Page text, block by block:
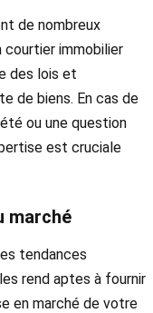
de nombreux
immobilier
des lois et
de biens. En cas de
ou une question
est cruciale
marché
tendances
rend aptes à fournir
en marché de votre